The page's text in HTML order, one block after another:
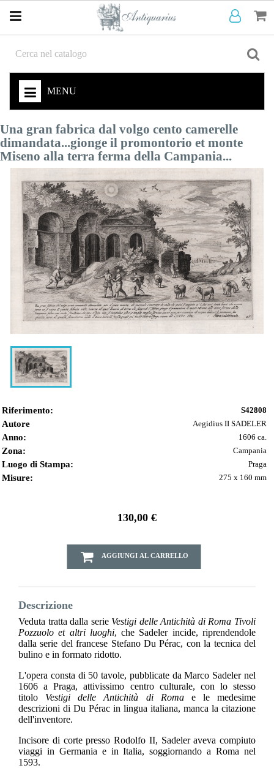
MENU
Una gran fabrica dal volgo cento camerelle
dimandata...gionge il promontorio et monte
Miseno alla terra ferma della Campania...
Riferimento: S42808
Autore Aegidius II SADELER
Anno: 1606 ca.
Zona: Campania
Luogo di Stampa: Praga
Misure: 275 x 160 mm
130,00 €
AGGIUNGI AL CARRELLO
Descrizione
Veduta tratta dalla serie Vestigi delle Antichità di Roma Tivoli
Pozzuolo et altri luoghi, che Sadeler incide, riprendendole
dalla serie del francese Stefano Du Pérac, con la tecnica del
bulino e in formato ridotto.
L'opera consta di 50 tavole, pubblicate da Marco Sadeler nel
1606 a Praga, attivissimo centro culturale, con lo stesso
titolo Vestigi delle Antichità di Romae le medesime
descrizioni di Du Pérac in lingua italiana, manca la citazione
dell'inventore.
Incisore di corte presso Rodolfo II, Sadeler aveva compiuto
viaggi in Germania e in Italia, soggiornando a Roma nel
1593.